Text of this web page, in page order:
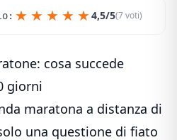
★ ★ ★ ★ ★4,5/5(7 voti)
cosa succede
giorni
maratona a distanza di
una questione di fiato